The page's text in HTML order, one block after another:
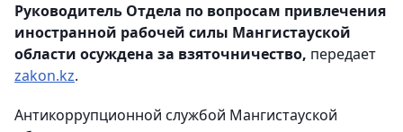
Руководитель Отдела по вопросам привлечения
иностранной рабочей силы Мангистауской
области осуждена за взяточничество, передает
zakon.kz.
Антикоррупционной службой Мангистауской